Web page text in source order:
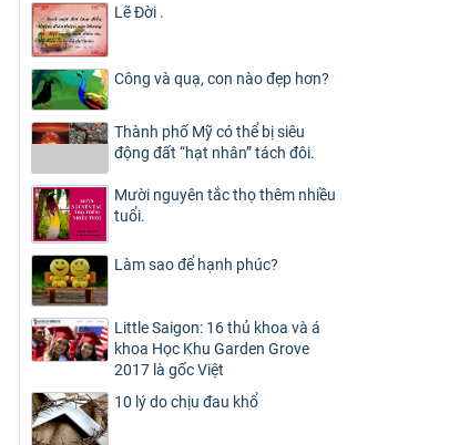
Lẽ Đời .
Công và quạ, con nào đẹp hơn?
Thành phố Mỹ có thể bị siêu
động đất “hạt nhân” tách đôi.
Mười nguyên tắc thọ thêm nhiều
tuổi.
Làm sao để hạnh phúc?
Little Saigon: 16 thủ khoa và á
khoa Học Khu Garden Grove
2017 là gốc Việt
10 lý do chịu đau khổ